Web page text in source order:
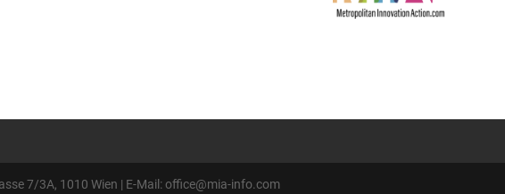
7/3A, 1010 Wien | E-Mail: office@mia-info.com